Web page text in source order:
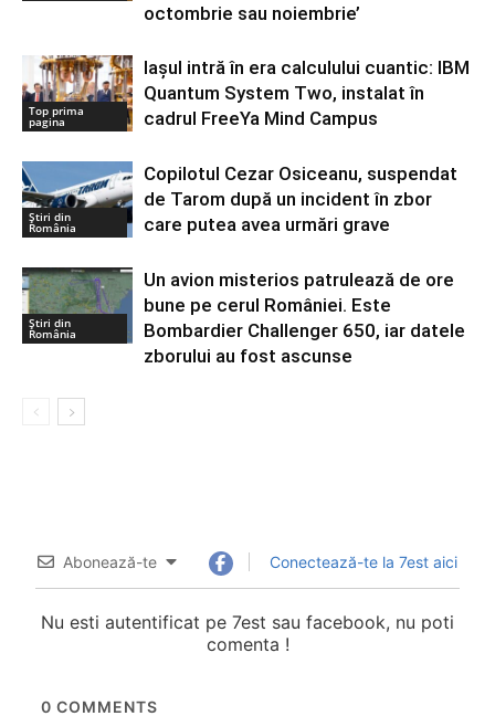
octombrie sau noiembrie’
Top prima
pagina
Iașul intră în era calculului cuantic: IBM
Quantum System Two, instalat în
cadrul FreeYa Mind Campus
Știri din
România
Copilotul Cezar Osiceanu, suspendat
de Tarom după un incident în zbor
care putea avea urmări grave
Știri din
România
Un avion misterios patrulează de ore
bune pe cerul României. Este
Bombardier Challenger 650, iar datele
zborului au fost ascunse
Abonează-te Conectează-te la 7est aici
Nu esti autentificat pe 7est sau facebook, nu poti
comenta !
0 COMMENTS